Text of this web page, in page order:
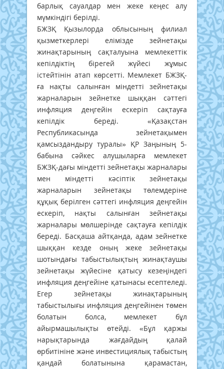
барлық сауалдар мен жеке кеңес алу
мүмкіндігі берілді.
БЖЗҚ Қызылорда облысының филиал
қызметкерлері елімізде зейнетақы
жинақтарының сақталуына мемлекеттік
кепілдіктің бірегей жүйесі жұмыс
істейтінін атап көрсетті. Мемлекет БЖЗҚ-
ға нақты салынған міндетті зейнетақы
жарналарын зейнетке шыққан сәттегі
инфляция деңгейін ескеріп сақтауға
кепілдік береді. «Қазақстан
Республикасында зейнетақымен
қамсыздандыру туралы» ҚР Заңының 5-
бабына сәйкес алушыларға мемлекет
БЖЗҚ-дағы міндетті зейнетақы жарналары
мен міндетті кәсіптік зейнетақы
жарналарын зейнетақы төлемдеріне
құқық берілген сәттегі инфляция деңгейін
ескеріп, нақты салынған зейнетақы
жарналары мөлшерінде сақтауға кепілдік
береді. Басқаша айтқанда, адам зейнетке
шыққан кезде оның жеке зейнетақы
шотындағы табыстылықтың жинақтаушы
зейнетақы жүйесіне қатысу кезеңіндегі
инфляция деңгейіне қатынасы есептеледі.
Егер зейнетақы жинақтарының
табыстылығы инфляция деңгейінен төмен
болатын болса, мемлекет бұл
айырмашылықты өтейді. «Бұл қаржы
нарықтарында жағдайдың қалай
өрбитініне және инвестициялық табыстың
қандай болатынына қарамастан,